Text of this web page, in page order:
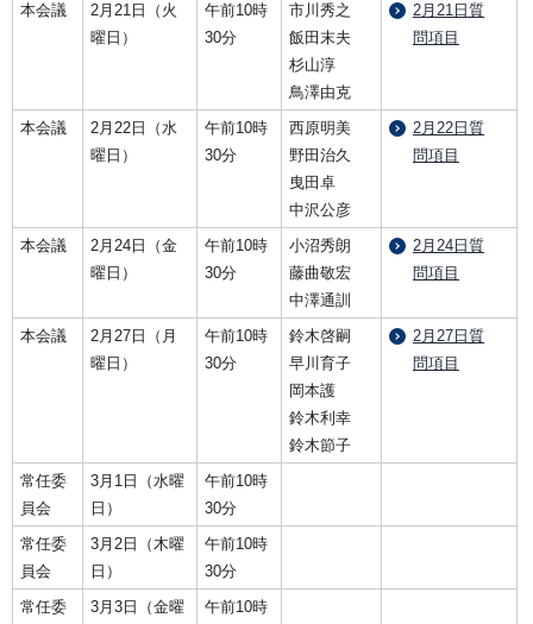
本会議
2月21日（火
曜日）
午前10時
30分
市川秀之
飯田末夫
杉山淳
鳥澤由克
2月21日質
問項目
本会議
2月22日（水
曜日）
午前10時
30分
西原明美
野田治久
曳田卓
中沢公彦
2月22日質
問項目
本会議
2月24日（金
曜日）
午前10時
30分
小沼秀朗
藤曲敬宏
中澤通訓
2月24日質
問項目
本会議
2月27日（月
曜日）
午前10時
30分
鈴木啓嗣
早川育子
岡本護
鈴木利幸
鈴木節子
2月27日質
問項目
常任委
員会
3月1日（水曜
日）
午前10時
30分
常任委
員会
3月2日（木曜
日）
午前10時
30分
常任委
3月3日（金曜
午前10時